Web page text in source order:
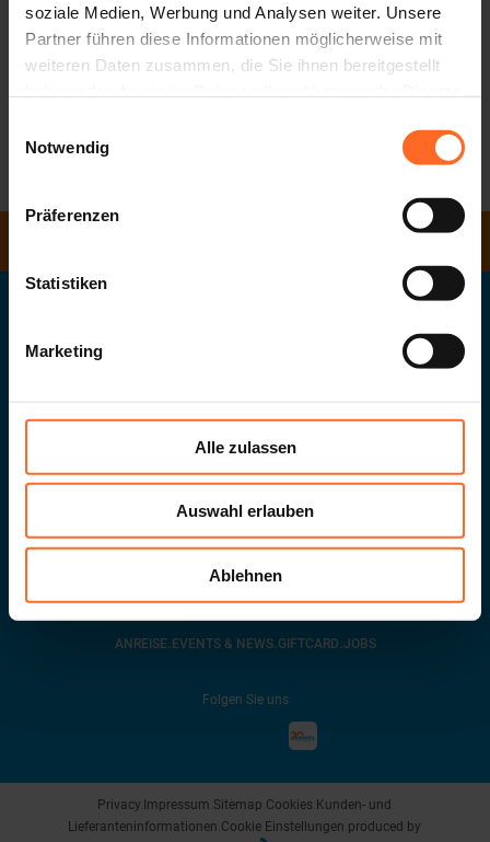
soziale Medien, Werbung und Analysen weiter. Unsere
Partner führen diese Informationen möglicherweise mit
weiteren Daten zusammen, die Sie ihnen bereitgestellt
Notwendig
Präferenzen
Statistiken
Marketing
Alle zulassen
Auswahl erlauben
Ablehnen
RESTAURANTS 11:00 - 21:00
KUNI KIDS PARK 10:00 - 19:00
CINEMA 15:30 - 23:30
39100Bozen.MwSt-Nr.
info@twenty.it
Zur Newsletter anmelden
ANREISE. EVENTS & NEWS.GIFTCARD.JOBS
Folgen Sie uns
Privacy Impressum Sitemap Cookies Kunden- und
Lieferanteninformationen Cookie Einstellungen produced by